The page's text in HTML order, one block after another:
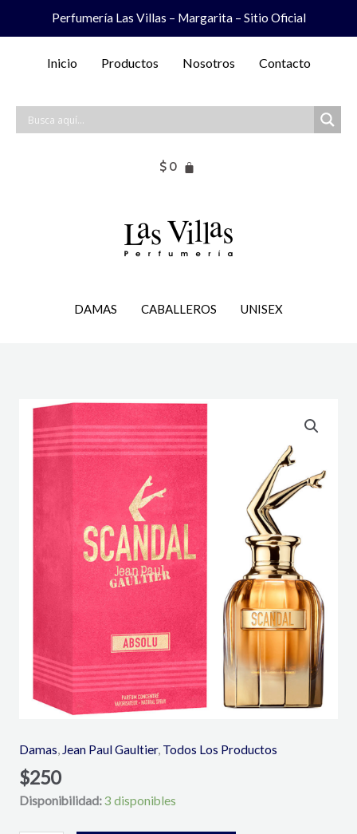
Perfumería Las Villas – Margarita – Sitio Oficial
Inicio Productos Nosotros Contacto
$ 0
DAMAS CABALLEROS UNISEX
Damas, Jean Paul Gaultier, Todos Los Productos
$250
Disponibilidad:3 disponibles
ABSOLU
EAU
DE
GAULTIER